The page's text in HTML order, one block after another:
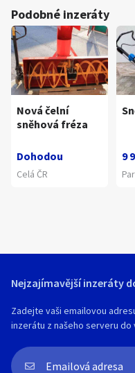
Podobné inzeráty
Nová čelní
sněhová fréza
Dohodou
Celá ČR
9
Nejzajímavější inzeráty
Zadejte vaši emailovou
inzerátu z našeho serveru do